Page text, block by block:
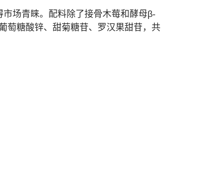
场青睐。配料除了接骨木莓和酵母β-
萄糖酸锌、甜菊糖苷、罗汉果甜苷，共